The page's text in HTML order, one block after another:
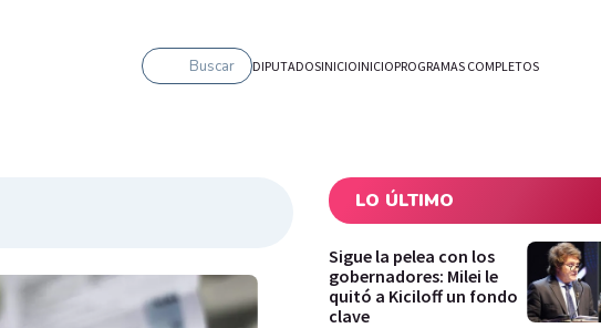
Buscar DIPUTADOSINICIOINICIOPROGRAMAS COMPLETOS
LO ÚLTIMO
Sigue la pelea con los
gobernadores: Milei le
quitó a Kiciloff un fondo
clave